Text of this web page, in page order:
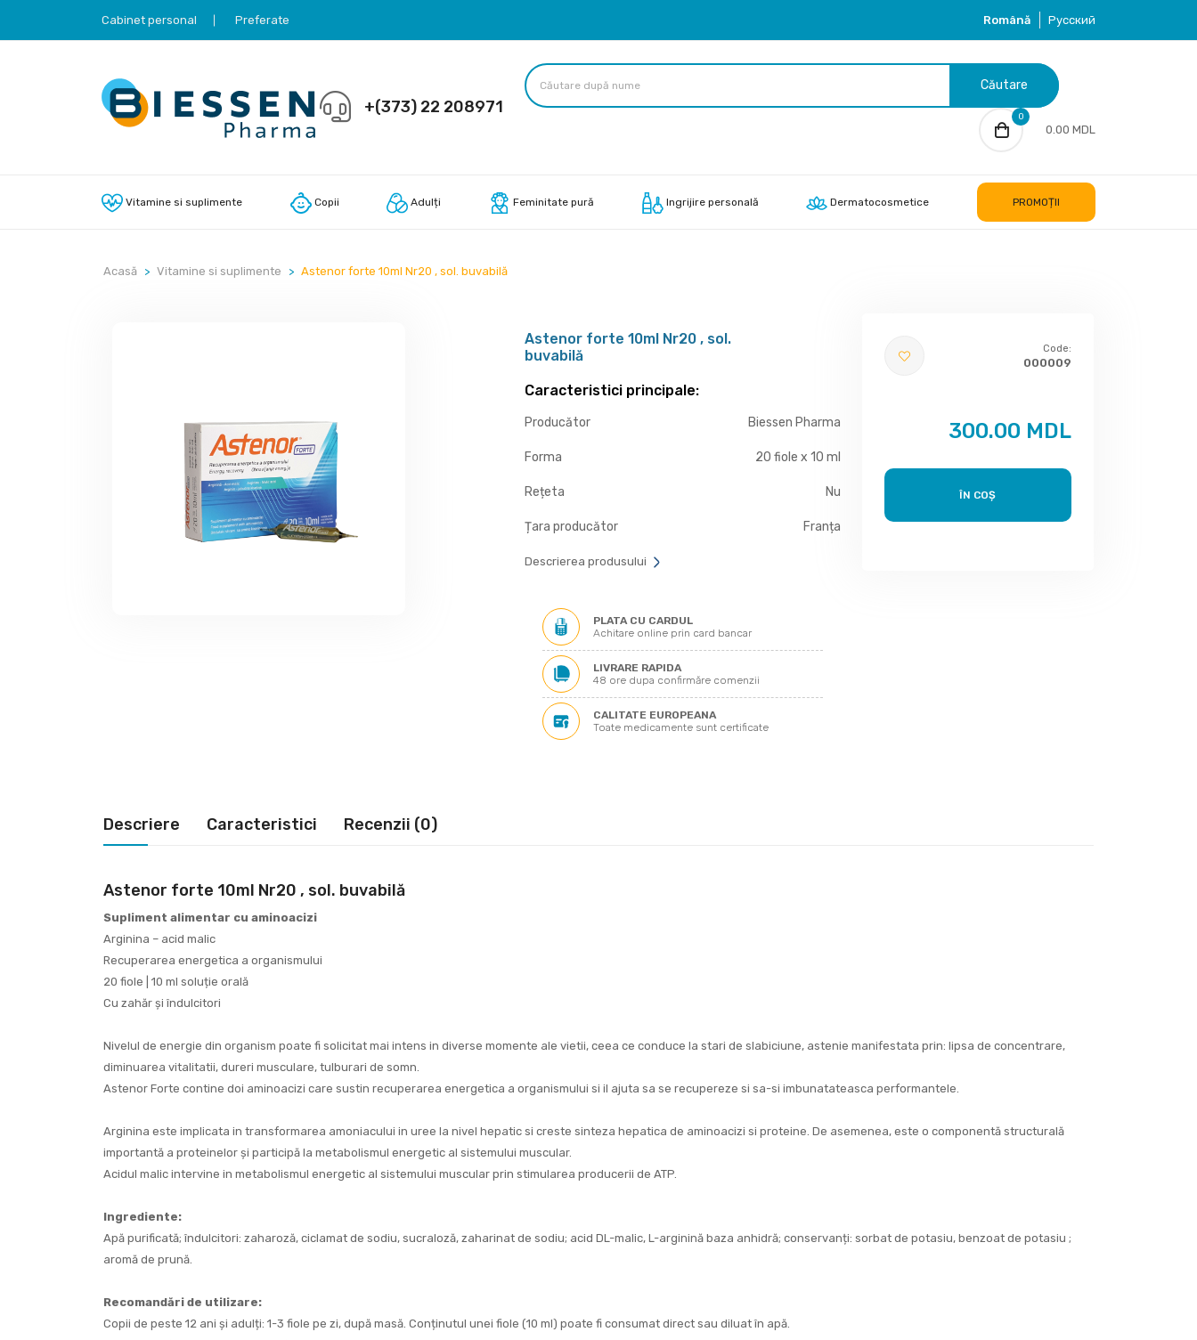
Cabinet personal Preferate Română Русский
+(373) 22 208971
Căutare
0
0.00 MDL
Vitamine si suplimente Copii Adulți Feminitate pură Ingrijire personală Dermatocosmetice PROMOȚII
Acasă Vitamine si suplimente Astenor forte 10ml Nr20 , sol. buvabilă
Astenor forte 10ml Nr20 , sol.
buvabilă
Caracteristici principale:
Producător Biessen Pharma
Forma 20 fiole x 10 ml
Rețeta Nu
Țara producător Franța
Descrierea produsului
PLATA CU CARDUL
Achitare online prin card bancar
LIVRARE RAPIDA
48 ore dupa confirmăre comenzii
CALITATE EUROPEANA
Toate medicamente sunt certificate
Code:
000009
300.00 MDL
ÎN COȘ
Descriere Caracteristici Recenzii (0)
Astenor forte 10ml Nr20 , sol. buvabilă
Supliment alimentar cu aminoacizi
Arginina – acid malic
Recuperarea energetica a organismului
20 fiole | 10 ml soluție orală
Cu zahăr și îndulcitori
Nivelul de energie din organism poate fi solicitat mai intens in diverse momente ale vietii, ceea ce conduce la stari de slabiciune, astenie manifestata prin: lipsa de concentrare,
diminuarea vitalitatii, dureri musculare, tulburari de somn.
Astenor Forte contine doi aminoacizi care sustin recuperarea energetica a organismului si il ajuta sa se recupereze si sa-si imbunatateasca performantele.
Arginina este implicata in transformarea amoniacului in uree la nivel hepatic si creste sinteza hepatica de aminoacizi si proteine. De asemenea, este o componentă structurală
importantă a proteinelor și participă la metabolismul energetic al sistemului muscular.
Acidul malic intervine in metabolismul energetic al sistemului muscular prin stimularea producerii de ATP.
Ingrediente:
Apă purificată; îndulcitori: zaharoză, ciclamat de sodiu, sucraloză, zaharinat de sodiu; acid DL-malic, L-arginină baza anhidră; conservanți: sorbat de potasiu, benzoat de potasiu ;
aromă de prună.
Recomandări de utilizare:
Copii de peste 12 ani și adulți: 1-3 fiole pe zi, după masă. Conținutul unei fiole (10 ml) poate fi consumat direct sau diluat în apă.